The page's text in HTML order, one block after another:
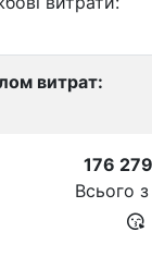
витрат:
176
Всього з